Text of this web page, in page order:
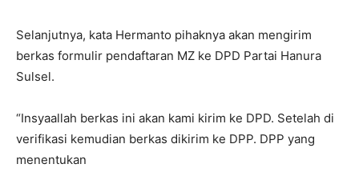
Selanjutnya, kata Hermanto pihaknya akan mengirim
berkas formulir pendaftaran MZ ke DPD Partai Hanura
Sulsel.
“Insyaallah berkas ini akan kami kirim ke DPD. Setelah di
verifikasi kemudian berkas dikirim ke DPP. DPP yang
menentukan